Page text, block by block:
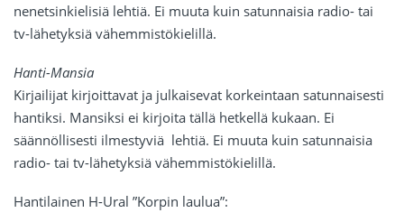
nenetsinkielisiä lehtiä. Ei muuta kuin satunnaisia radio- tai
tv-lähetyksiä vähemmistökielillä.
Hanti-Mansia
Kirjailijat kirjoittavat ja julkaisevat korkeintaan satunnaisesti
hantiksi. Mansiksi ei kirjoita tällä hetkellä kukaan. Ei
säännöllisesti ilmestyviä lehtiä. Ei muuta kuin satunnaisia
radio- tai tv-lähetyksiä vähemmistökielillä.
Hantilainen H-Ural ”Korpin laulua”: